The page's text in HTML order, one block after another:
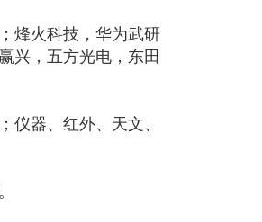
烽火科技，华为武研
兴，五方光电，东田
器、红外、天文、